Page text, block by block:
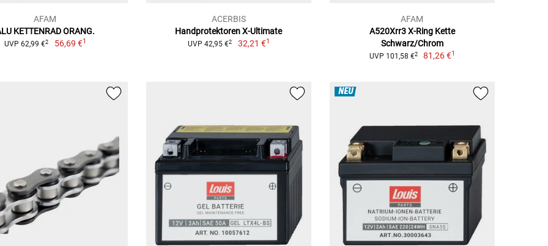
AFAM
KETTENRAD ORANG.
UVP 62,99 €2 56,69 €1
ACERBIS
Handprotektoren X-Ultimate
UVP 42,95 €2 32,21 €1
AFAM
A520Xrr3 X-Ring Kette
Schwarz/Chrom
UVP 101,58 €2 81,26 €1
NEU